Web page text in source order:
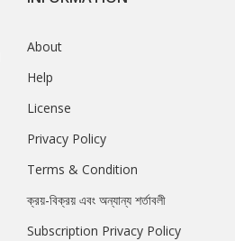
About
Help
License
Privacy Policy
Terms & Condition
ক্রয়-বিক্রয় এবং অন্যান্য শর্তাবলী
Subscription Privacy Policy